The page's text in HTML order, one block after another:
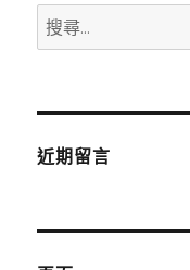
搜
尋
鍵
近期留言